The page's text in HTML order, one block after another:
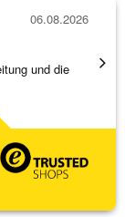
und die
06.08.2026